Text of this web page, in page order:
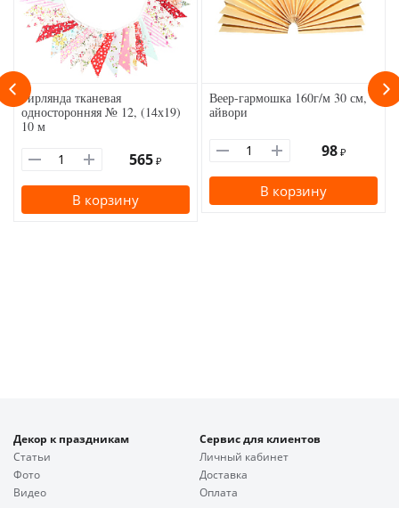
Гирлянда тканевая
односторонняя № 12, (14х19)
10 м
565 ₽
В корзину
Веер-гармошка 160г/м 30 см,
айвори
98 ₽
В корзину
Декор к праздникам
Статьи
Фото
Видео
Сервис для клиентов
Личный кабинет
Доставка
Оплата